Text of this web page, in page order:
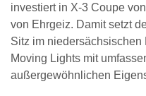
investiert in X-3 Coupe
von Ehrgeiz. Damit setzt
Sitz im niedersächsischen
Moving Lights mit
außergewöhnlichen